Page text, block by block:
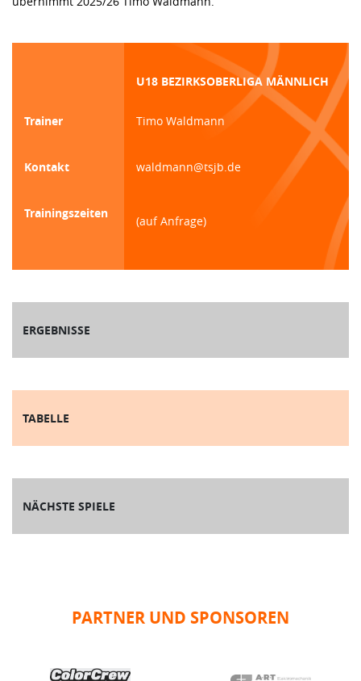
U18 BEZIRKSOBERLIGA MÄNNLICH
Trainer Timo Waldmann
Kontakt waldmann@tsjb.de
Trainingszeiten
(auf Anfrage)
ERGEBNISSE
TABELLE
NÄCHSTE SPIELE
PARTNER UND SPONSOREN